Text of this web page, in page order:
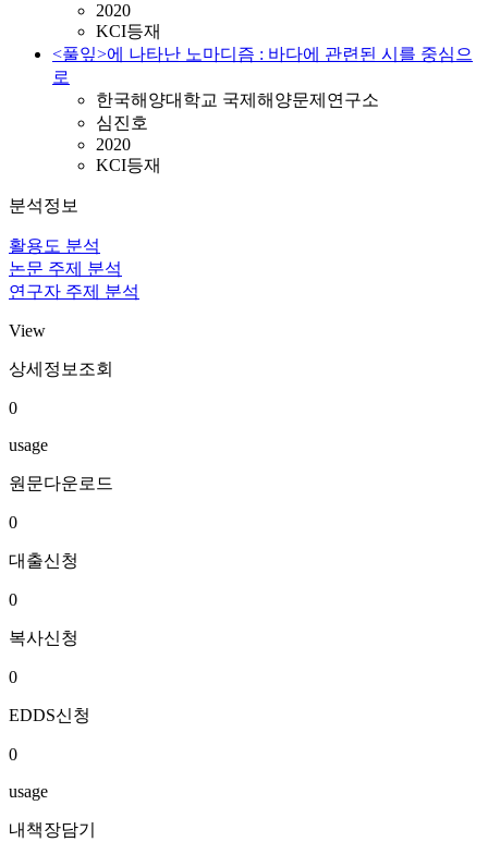
2020
KCI등재
<풀잎>에 나타난 노마디즘 : 바다에 관련된 시를 중심으
로
한국해양대학교 국제해양문제연구소
심진호
2020
KCI등재
분석정보
활용도 분석
논문 주제 분석
연구자 주제 분석
View
상세정보조회
0
usage
원문다운로드
0
대출신청
0
복사신청
0
EDDS신청
0
usage
내책장담기